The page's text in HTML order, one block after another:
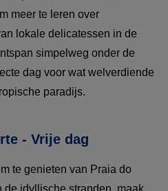
meer te leren over
lokale delicatessen in de
simpelweg onder de
dag voor wat welverdiende
paradijs.
- Vrije dag
te genieten van Praia do
de idyllische stranden, maak